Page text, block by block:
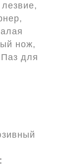
нож,
для